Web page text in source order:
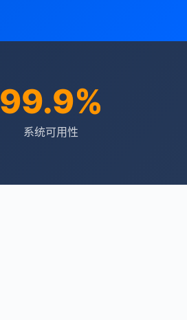
99.9%
系统可用性